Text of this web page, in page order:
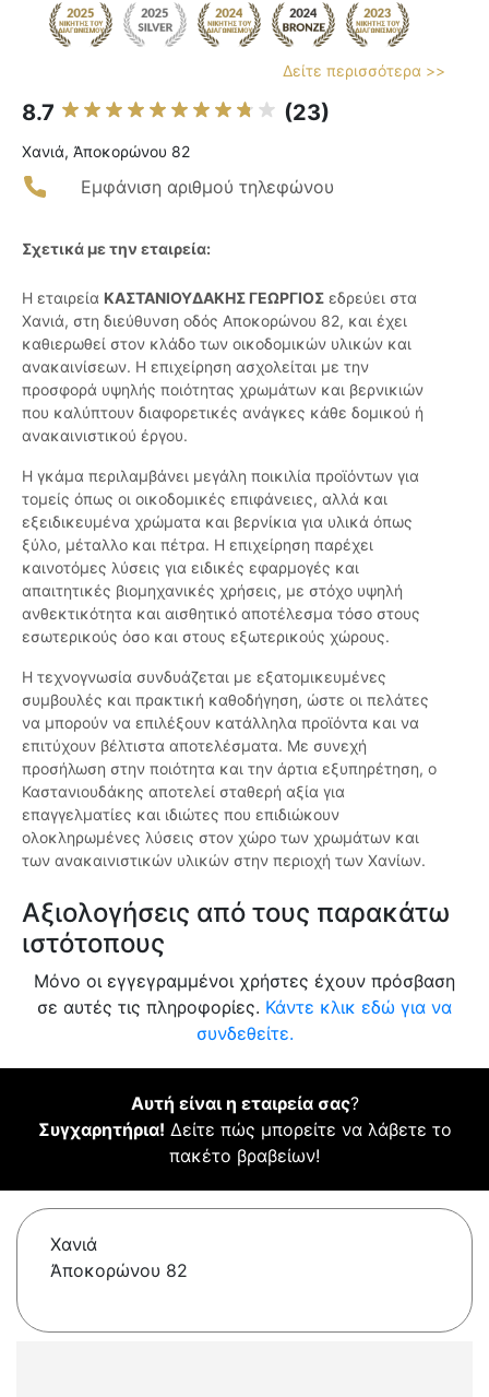
Δείτε περισσότερα >>
8.7 (23)
Χανιά, Ἀποκορώνου 82
Εμφάνιση αριθμού τηλεφώνου
Σχετικά με την εταιρεία:
Η εταιρεία ΚΑΣΤΑΝΙΟΥΔΑΚΗΣ ΓΕΩΡΓΙΟΣ εδρεύει στα
Χανιά, στη διεύθυνση οδός Αποκορώνου 82, και έχει
καθιερωθεί στον κλάδο των οικοδομικών υλικών και
ανακαινίσεων. Η επιχείρηση ασχολείται με την
προσφορά υψηλής ποιότητας χρωμάτων και βερνικιών
που καλύπτουν διαφορετικές ανάγκες κάθε δομικού ή
ανακαινιστικού έργου.
Η γκάμα περιλαμβάνει μεγάλη ποικιλία προϊόντων για
τομείς όπως οι οικοδομικές επιφάνειες, αλλά και
εξειδικευμένα χρώματα και βερνίκια για υλικά όπως
ξύλο, μέταλλο και πέτρα. Η επιχείρηση παρέχει
καινοτόμες λύσεις για ειδικές εφαρμογές και
απαιτητικές βιομηχανικές χρήσεις, με στόχο υψηλή
ανθεκτικότητα και αισθητικό αποτέλεσμα τόσο στους
εσωτερικούς όσο και στους εξωτερικούς χώρους.
Η τεχνογνωσία συνδυάζεται με εξατομικευμένες
συμβουλές και πρακτική καθοδήγηση, ώστε οι πελάτες
να μπορούν να επιλέξουν κατάλληλα προϊόντα και να
επιτύχουν βέλτιστα αποτελέσματα. Με συνεχή
προσήλωση στην ποιότητα και την άρτια εξυπηρέτηση, ο
Καστανιουδάκης αποτελεί σταθερή αξία για
επαγγελματίες και ιδιώτες που επιδιώκουν
ολοκληρωμένες λύσεις στον χώρο των χρωμάτων και
των ανακαινιστικών υλικών στην περιοχή των Χανίων.
Αξιολογήσεις από τους παρακάτω
ιστότοπους
Μόνο οι εγγεγραμμένοι χρήστες έχουν πρόσβαση
σε αυτές τις πληροφορίες. Κάντε κλικ εδώ για να
συνδεθείτε.
Αυτή είναι η εταιρεία σας?
Συγχαρητήρια! Δείτε πώς μπορείτε να λάβετε το
πακέτο βραβείων!
Χανιά
Ἀποκορώνου 82